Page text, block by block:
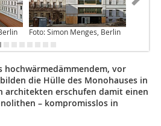
Foto: Simon Menges, Berlin
hochwärmedämmendem, vor
die Hülle des Monohauses in
architekten erschufen damit einen
– kompromisslos in